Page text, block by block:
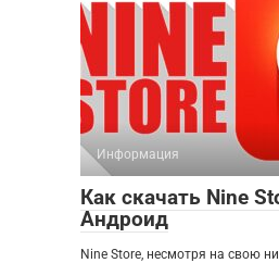
Информация
Как скачать Nine
Андроид
Nine Store, несмотря на свою